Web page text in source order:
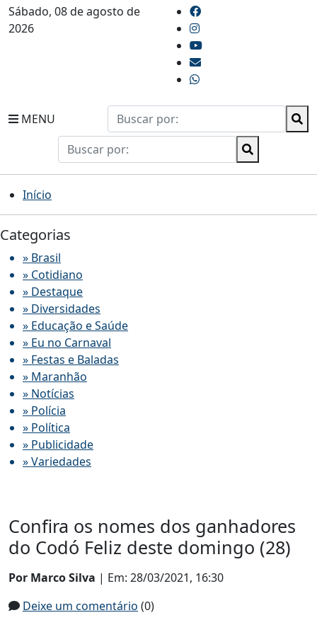
Sábado, 08 de agosto de
2026
MENU
Início
Categorias
» Brasil
» Cotidiano
» Destaque
» Diversidades
» Educação e Saúde
» Eu no Carnaval
» Festas e Baladas
» Maranhão
» Notícias
» Polícia
» Política
» Publicidade
» Variedades
Confira os nomes dos ganhadores
do Codó Feliz deste domingo (28)
Por Marco Silva | Em: 28/03/2021, 16:30
Deixe um comentário (0)